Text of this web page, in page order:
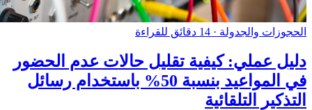
الحجوزات والجدولة · 14 دقائق للقراءة
دليل عملي: كيفية تقليل حالات عدم الحضور
في المواعيد بنسبة 50% باستخدام رسائل
التذكير التلقائية